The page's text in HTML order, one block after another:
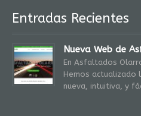
Entradas Recientes
Nueva Web de
En Asfaltados
Hemos
nueva, intuitiva, y